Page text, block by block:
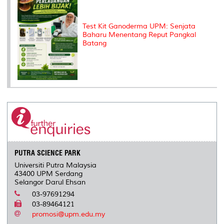
Test Kit Ganoderma UPM: Senjata
Baharu Menentang Reput Pangkal
Batang
PUTRA SCIENCE PARK
Universiti Putra Malaysia
43400 UPM Serdang
Selangor Darul Ehsan
03-97691294
03-89464121
promosi@upm.edu.my